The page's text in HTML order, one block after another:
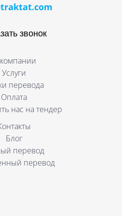
звонок
Услуги
перевода
Оплата
нас на тендер
Блог
перевод
перевод